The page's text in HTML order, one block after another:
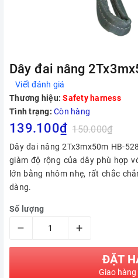
Dây đai nâng
Viết đánh giá
Thương hiệu: Safety harness
Tình trạng: Còn hàng
139.100₫ 150.000₫
Dây đai nâng 2Tx3mx50m HB-
giàm độ rộng của dây phù hợp
lớn bằng nhôm nhẹ, rất chắc
dàng.
Số lượng
– +
ĐẶT
Giao